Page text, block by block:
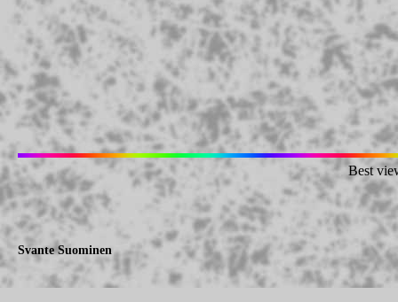
Best
Svante Suominen